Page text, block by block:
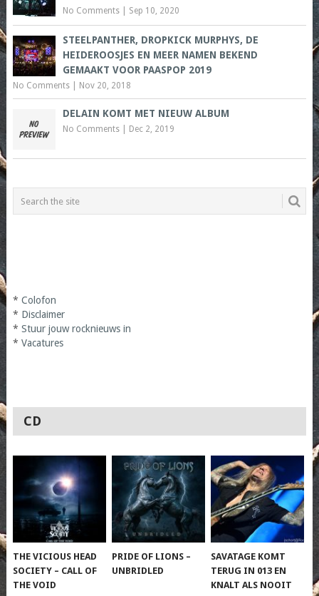
No Comments| Sep 10, 2020
STEELPANTHER, DROPKICK MURPHYS, DE
HEIDEROOSJES EN MEER NAMEN BEKEND
GEMAAKT VOOR PAASPOP 2019
No Comments| Nov 20, 2018
DELAIN KOMT MET NIEUW ALBUM
No Comments| Dec 2, 2019
* Colofon
* Disclaimer
* Stuur jouw rocknieuws in
* Vacatures
CD
THE VICIOUS HEAD
SOCIETY – CALL OF
THE VOID
PRIDE OF LIONS –
UNBRIDLED
SAVATAGE KOMT
TERUG IN 013 EN
KNALT ALS NOOIT